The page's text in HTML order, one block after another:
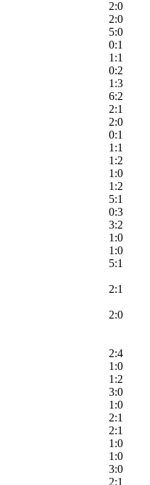
2:0
2:0
5:0
0:1
1:1
0:2
1:3
6:2
2:1
2:0
0:1
1:1
1:2
1:0
1:2
5:1
0:3
3:2
1:0
1:0
5:1
2:1
2:0
2:4
1:0
1:2
3:0
1:0
2:1
2:1
1:0
1:0
3:0
2:1